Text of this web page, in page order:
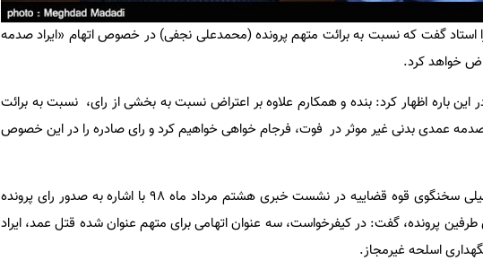
استاد گفت که نسبت به برائت متهم پرونده (محمدعلی نجفی) در خصوص اتهام «ایراد صدمه
خواهد کرد.
این باره اظهار کرد: بنده و همکارم علاوه بر اعتراض نسبت به بخشی از رای، نسبت به برائت
صدمه عمدی بدنی غیر موثر در فوت، فرجام خواهی خواهیم کرد و رای صادره را در این خصوص
به گزارش ایسنا، غلامحسین اسماعیلی سخنگوی قوه قضاییه در نشست خبری هشتم مرداد ماه 98 با اشاره به صدور رای پرونده
طرفین پرونده، گفت: در کیفرخواست، سه عنوان اتهامی برای متهم عنوان شده قتل عمد، ایراد
اسلحه غیرمجاز.